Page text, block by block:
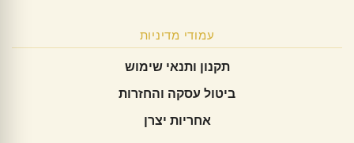
עמודי מדיניות
תקנון ותנאי שימוש
ביטול עסקה והחזרות
אחריות יצרן